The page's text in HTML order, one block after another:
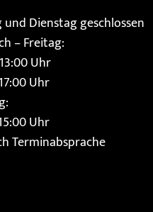
Dienstag geschlossen
– Freitag:
Uhr
Uhr
Uhr
Terminabsprache